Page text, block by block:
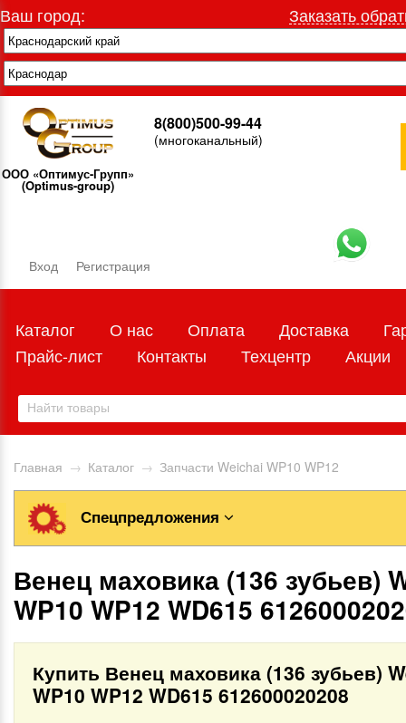
Ваш город: Заказать
ООО «Оптимус-Групп»
(Optimus-group)
8(800)500-99-44
(многоканальный)
Вход Регистрация
Каталог О нас Оплата Доставка
Прайс-лист
Контакты Техцентр Акции
Главная → Каталог → Запчасти Weichai WP10 WP12
Спецпредложения
Венец маховика (136 зубьев)
WP10 WP12 WD615
Купить Венец маховика (136 зубьев)
WP10 WP12 WD615 612600020208